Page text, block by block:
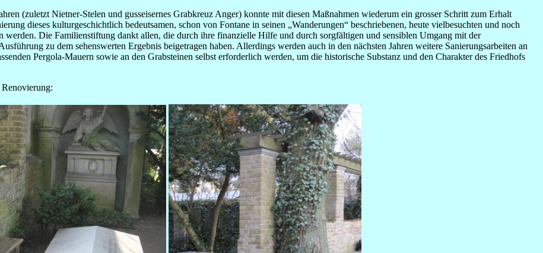
(zuletzt Nietner-Stelen und gusseisernes Grabkreuz Anger) konnte mit diesen Maßnahmen wiederum ein grosser Schritt zum Erhalt
dieses kulturgeschichtlich bedeutsamen, schon von Fontane in seinen „Wanderungen“ beschriebenen, heute vielbesuchten und noch
werden. Die Familienstiftung dankt allen, die durch ihre finanzielle Hilfe und durch sorgfältigen und sensiblen Umgang mit der
zu dem sehenswerten Ergebnis beigetragen haben. Allerdings werden auch in den nächsten Jahren weitere Sanierungsarbeiten an
Pergola-Mauern sowie an den Grabsteinen selbst erforderlich werden, um die historische Substanz und den Charakter des Friedhofs